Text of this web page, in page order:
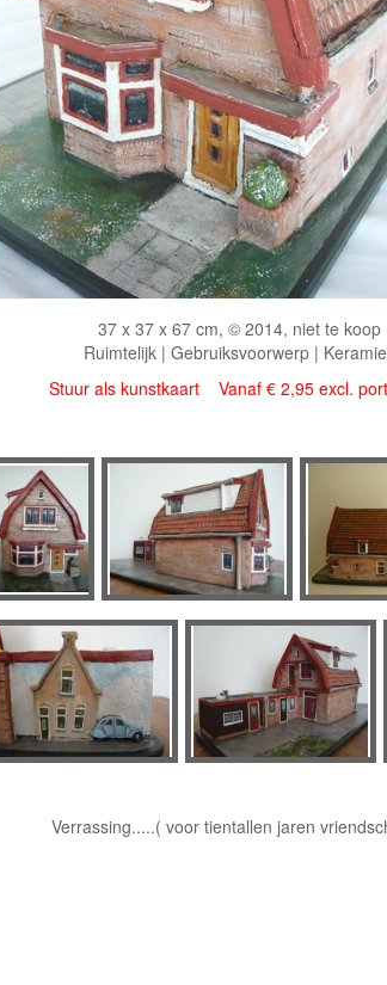
37 x 37 x 67 cm, © 2014, niet te koop
Ruimtelijk | Gebruiksvoorwerp |
Stuur als kunstkaart Vanaf € 2,95 excl.
Verrassing.....( voor tientallen jaren